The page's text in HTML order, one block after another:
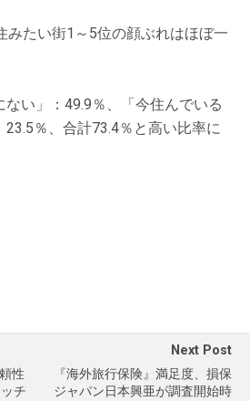
たい街1～5位の顔ぶれはほぼ一
い」：49.9％、「今住んでいる
％、合計73.4％と高い比率に
性
チ
Next Post
『海外旅行保険』満足度、損保
ジャパン日本興亜が調査開始時